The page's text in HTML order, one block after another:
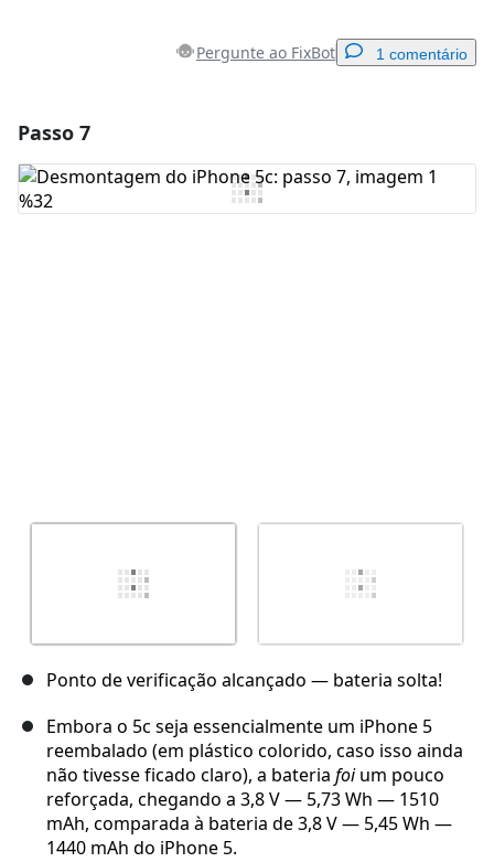
Pergunte ao FixBot 1 comentário
Comentar
Passo 7
Ponto de verificação alcançado — bateria solta!
Embora o 5c seja essencialmente um iPhone 5
reembalado (em plástico colorido, caso isso ainda
não tivesse ficado claro), a bateria foium pouco
reforçada, chegando a 3,8 V — 5,73 Wh — 1510
mAh, comparada à bateria de 3,8 V — 5,45 Wh —
1440 mAh do iPhone 5.